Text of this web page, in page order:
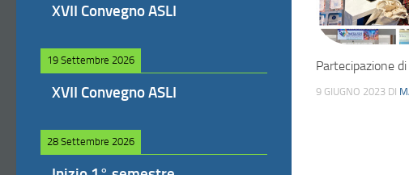
Partecipazione
9 GIUGNO 2023 DI
XVII Convegno ASLI
19 Settembre 2026
XVII Convegno ASLI
28 Settembre 2026